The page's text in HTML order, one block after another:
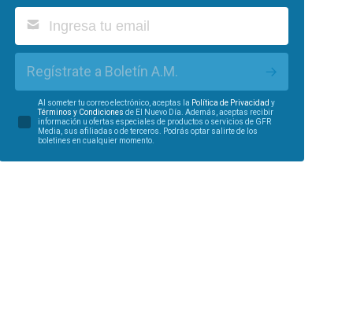
Regístrate a Boletín A.M.
Al someter tu correo electrónico, aceptas la Política de Privacidad y
Términos y Condiciones de El Nuevo Día. Además, aceptas recibir
información u ofertas especiales de productos o servicios de GFR
Media, sus afiliadas o de terceros. Podrás optar salirte de los
boletines en cualquier momento.